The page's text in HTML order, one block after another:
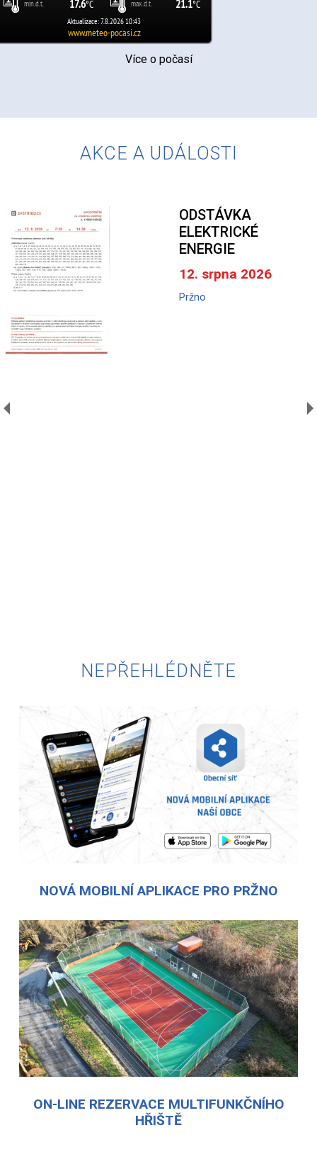
Více o počasí
AKCE A UDÁLOSTI
ODSTÁVKA
ELEKTRICKÉ
ENERGIE
12. srpna 2026
Pržno
NEPŘEHLÉDNĚTE
NOVÁ MOBILNÍ APLIKACE PRO PRŽNO
ON-LINE REZERVACE MULTIFUNKČNÍHO
HŘIŠTĚ